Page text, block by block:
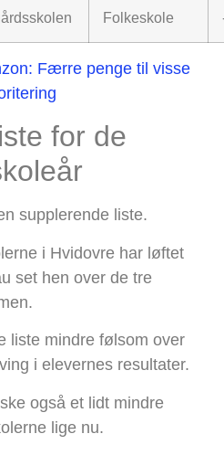
Folkeskole
Færre penge til visse
for de
supplerende liste.
i Hvidovre har løftet
set hen over de tre
liste mindre følsom over
i elevernes resultater.
også et lidt mindre
lige nu.